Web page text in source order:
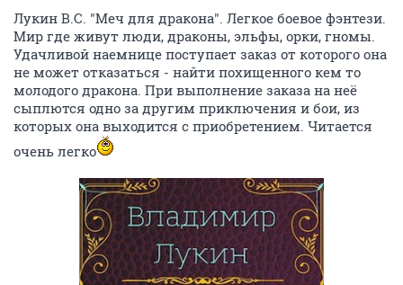
Лукин В.С. "Меч для дракона". Легкое боевое фэнтези.
Мир где живут люди, драконы, эльфы, орки, гномы.
Удачливой наемнице поступает заказ от которого она
не может отказаться - найти похищенного кем то
молодого дракона. При выполнение заказа на неё
сыплются одно за другим приключения и бои, из
которых она выходится с приобретением. Читается
очень легко